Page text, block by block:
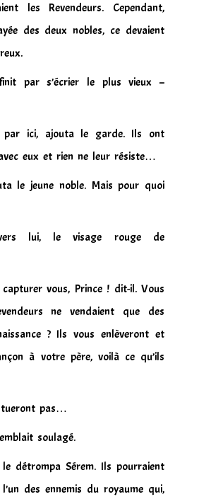
les Revendeurs. Cependant,
des deux nobles, ce devaient
par s’écrier le plus vieux –
ici, ajouta le garde. Ils ont
eux et rien ne leur résiste…
le jeune noble. Mais pour quoi
lui, le visage rouge de
vous, Prince ! dit-il. Vous
ne vendaient que des
? Ils vous enlèveront et
à votre père, voilà ce qu’ils
pas…
soulagé.
détrompa Sérem. Ils pourraient
des ennemis du royaume qui,